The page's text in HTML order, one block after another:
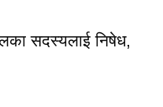
सदस्यलाई निषेध,